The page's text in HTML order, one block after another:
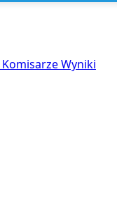
KomisarzeWyniki